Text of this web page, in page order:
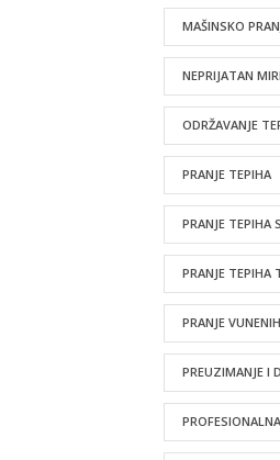
MAŠINSKO
NEPRIJATAN
ODRŽAVANJE
PRANJE TEPIHA
PRANJE TEPIHA
PRANJE TEPIHA
PRANJE
PREUZIMANJE I